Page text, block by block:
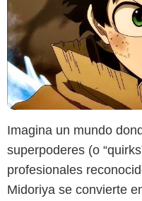
Imagina un mundo
superpoderes (o
profesionales
Midoriya se convierte